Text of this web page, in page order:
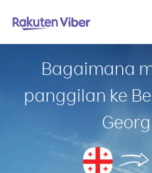
Bagaimana
panggilan ke